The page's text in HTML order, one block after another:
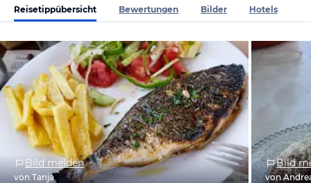
Reisetippübersicht Bewertungen Bilder Hotels
Bild melden
von Tanja
Bild
von